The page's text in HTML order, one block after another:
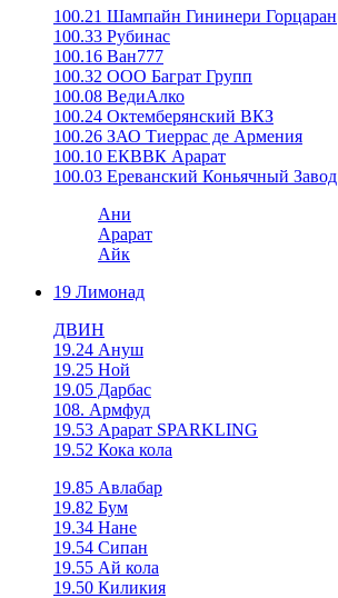
100.21 Шампайн Гининери Горцаран
100.33 Рубинас
100.16 Ван777
100.32 ООО Баграт Групп
100.08 ВедиАлко
100.24 Октемберянский ВКЗ
100.26 ЗАО Тиеррас де Армения
100.10 ЕКВВК Арарат
100.03 Ереванский Коньячный Завод
Ани
Арарат
Айк
19 Лимонад
ДВИН
19.24 Ануш
19.25 Ной
19.05 Дарбас
108. Армфуд
19.53 Арарат SPARKLING
19.52 Кока кола
19.85 Авлабар
19.82 Бум
19.34 Нане
19.54 Сипан
19.55 Ай кола
19.50 Киликия